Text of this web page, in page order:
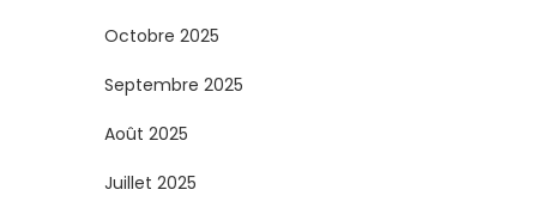
p
u
b
Octobre 2025
Septembre 2025
Août 2025
Juillet 2025